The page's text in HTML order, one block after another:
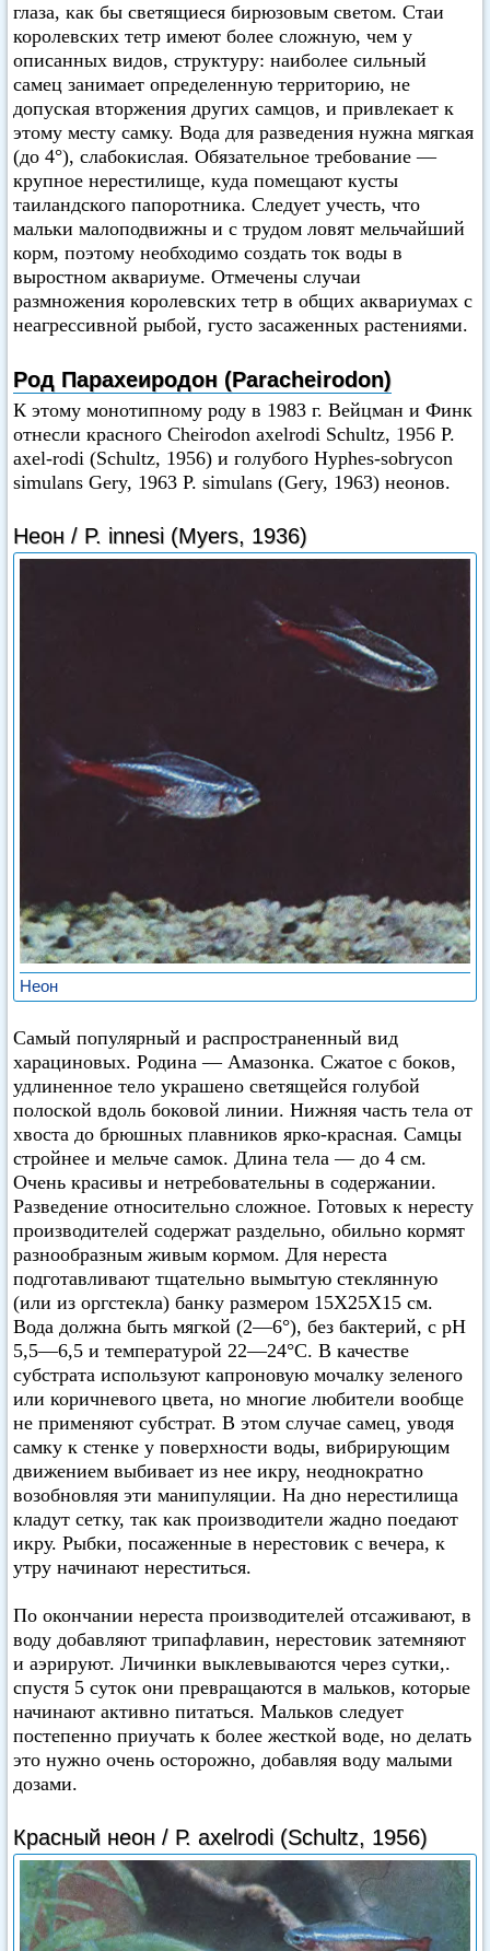
глаза, как бы светящиеся бирюзовым светом. Стаи
королевских тетр имеют более сложную, чем у
описанных видов, структуру: наиболее сильный
самец занимает определенную территорию, не
допуская вторжения других самцов, и привлекает к
этому месту самку. Вода для разведения нужна мягкая
(до 4°), слабокислая. Обязательное требование —
крупное нерестилище, куда помещают кусты
таиландского папоротника. Следует учесть, что
мальки малоподвижны и с трудом ловят мельчайший
корм, поэтому необходимо создать ток воды в
выростном аквариуме. Отмечены случаи
размножения королевских тетр в общих аквариумах с
неагрессивной рыбой, густо засаженных растениями.
Род Парахеиродон (Paracheirodon)
К этому монотипному роду в 1983 г. Вейцман и Финк
отнесли красного Cheirodon axelrodi Schultz, 1956 Р.
axel-rodi (Schultz, 1956) и голубого Hyphes-sobrycon
simulans Gery, 1963 P. simulans (Gery, 1963) неонов.
Неон / P. innesi (Myers, 1936)
Неон
Самый популярный и распространенный вид
харациновых. Родина — Амазонка. Сжатое с боков,
удлиненное тело украшено светящейся голубой
полоской вдоль боковой линии. Нижняя часть тела от
хвоста до брюшных плавников ярко-красная. Самцы
стройнее и мельче самок. Длина тела — до 4 см.
Очень красивы и нетребовательны в содержании.
Разведение относительно сложное. Готовых к нересту
производителей содержат раздельно, обильно кормят
разнообразным живым кормом. Для нереста
подготавливают тщательно вымытую стеклянную
(или из оргстекла) банку размером 15X25X15 см.
Вода должна быть мягкой (2—6°), без бактерий, с pH
5,5—6,5 и температурой 22—24°C. В качестве
субстрата используют капроновую мочалку зеленого
или коричневого цвета, но многие любители вообще
не применяют субстрат. В этом случае самец, уводя
самку к стенке у поверхности воды, вибрирующим
движением выбивает из нее икру, неоднократно
возобновляя эти манипуляции. На дно нерестилища
кладут сетку, так как производители жадно поедают
икру. Рыбки, посаженные в нерестовик с вечера, к
утру начинают нереститься.
По окончании нереста производителей отсаживают, в
воду добавляют трипафлавин, нерестовик затемняют
и аэрируют. Личинки выклевываются через сутки,.
спустя 5 суток они превращаются в мальков, которые
начинают активно питаться. Мальков следует
постепенно приучать к более жесткой воде, но делать
это нужно очень осторожно, добавляя воду малыми
дозами.
Красный неон / Р. axelrodi (Schultz, 1956)